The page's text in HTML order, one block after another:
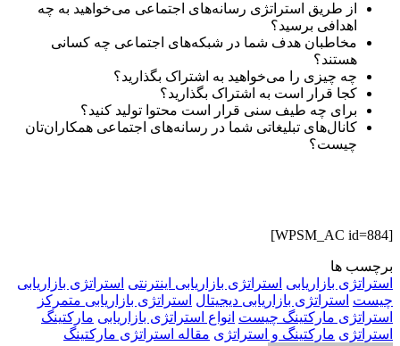
از طریق استراتژی رسانه‌های اجتماعی می‌خواهید به چه
اهدافی برسید؟
مخاطبان هدف شما در شبکه‌های اجتماعی چه کسانی
هستند؟
چه چیزی را می‌خواهید به اشتراک بگذارید؟
کجا قرار است به اشتراک بگذارید؟
برای چه طیف سنی قرار است محتوا تولید کنید؟
کانال‌های تبلیغاتی شما در رسانه‌های اجتماعی همکاران‌تان
چیست؟
[WPSM_AC id=884]
برچسب ها
استراتژی بازاریابی استراتژی بازاریابی اینترنتی استراتژی بازاریابی
چیست استراتژی بازاریابی دیجیتال استراتژی بازاریابی متمرکز
استراتژی مارکتینگ چیست انواع استراتژی بازاریابی مارکتینگ
استراتژی مارکتینگ و استراتژی مقاله استراتژی مارکتینگ